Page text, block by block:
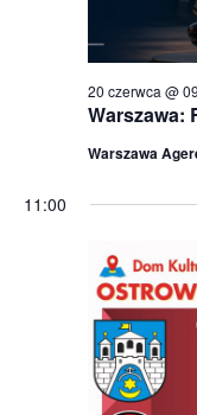
Warszawa:
20 czerwca @
Warszawa
11:00